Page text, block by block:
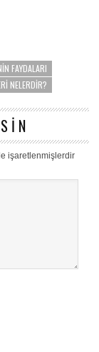
FAYDALARI
NELERDIR?
işaretlenmişlerdir